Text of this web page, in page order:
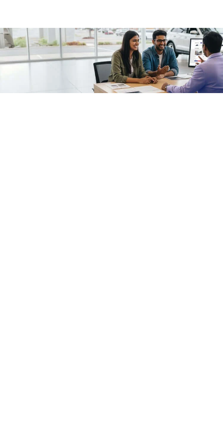
/fragments/plp-details